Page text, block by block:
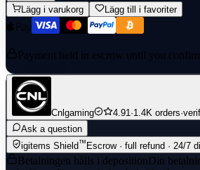
Lägg i varukorg
Lägg till i favoriter
Payment held in escrow until you
Cnlgaming 4.91·1.4K orders·
Ask a question
igitems Shield™Escrow · full refund · 24/7
Betalningen hålls i depositionDin